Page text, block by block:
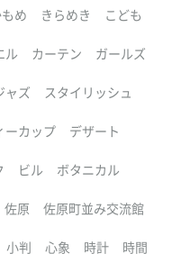
め きらめき こども
ル カーテン ガールズ
ャズ スタイリッシュ
ーカップ デザート
ビル ボタニカル
佐原 佐原町並み交流館
小判 心象 時計 時間